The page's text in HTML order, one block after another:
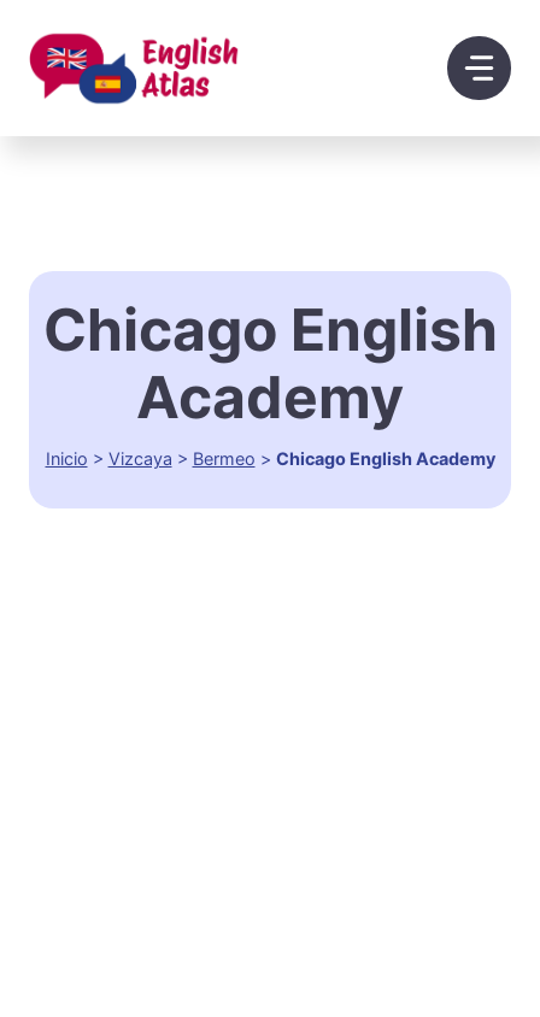
contenido
Chicago English
Academy
Inicio > Vizcaya > Bermeo > Chicago English Academy